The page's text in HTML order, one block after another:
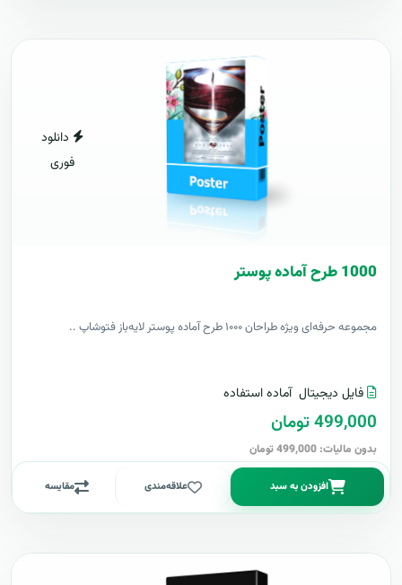
دانلود
فوری
1000 طرح آماده پوستر
مجموعه حرفه‌ای ویژه طراحان ۱۰۰۰ طرح آماده پوستر لایه‌باز فتوشاپ ..
فایل دیجیتال آماده استفاده
499,000 تومان
بدون مالیات: 499,000 تومان
افزودن به سبد علاقه‌مندی مقایسه